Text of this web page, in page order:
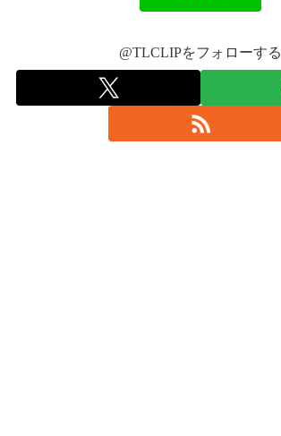
@TLCLIPをフォローする